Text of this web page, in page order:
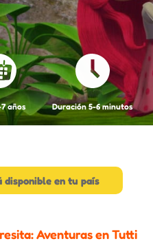
años Duración 5-6 minutos
disponible en tu país
Aventuras en Tutti